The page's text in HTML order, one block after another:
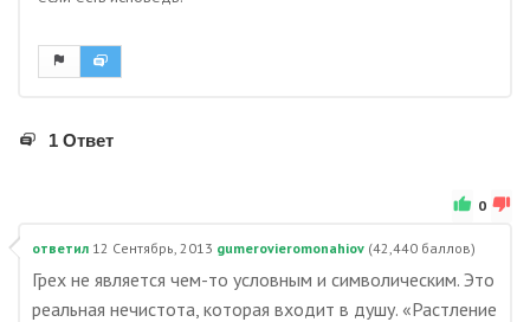
1 Ответ
0
ответил 12 Сентябрь, 2013 gumerovieromonahiov (42,440 баллов)
Грех не является чем-то условным и символическим. Это
реальная нечистота, которая входит в душу. «Растление